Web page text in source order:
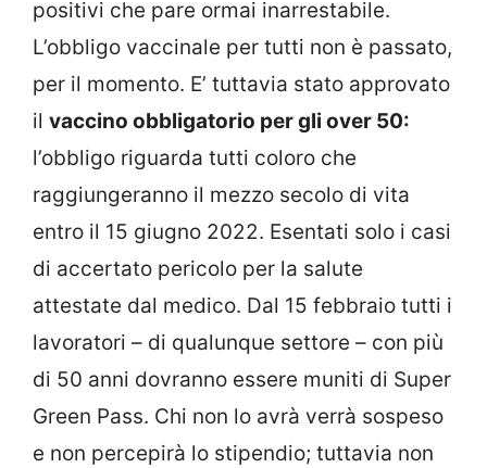
positivi che pare ormai inarrestabile.
L’obbligo vaccinale per tutti non è passato,
per il momento. E’ tuttavia stato approvato
il vaccino obbligatorio per gli over 50:
l’obbligo riguarda tutti coloro che
raggiungeranno il mezzo secolo di vita
entro il 15 giugno 2022. Esentati solo i casi
di accertato pericolo per la salute
attestate dal medico. Dal 15 febbraio tutti i
lavoratori – di qualunque settore – con più
di 50 anni dovranno essere muniti di Super
Green Pass. Chi non lo avrà verrà sospeso
e non percepirà lo stipendio; tuttavia non